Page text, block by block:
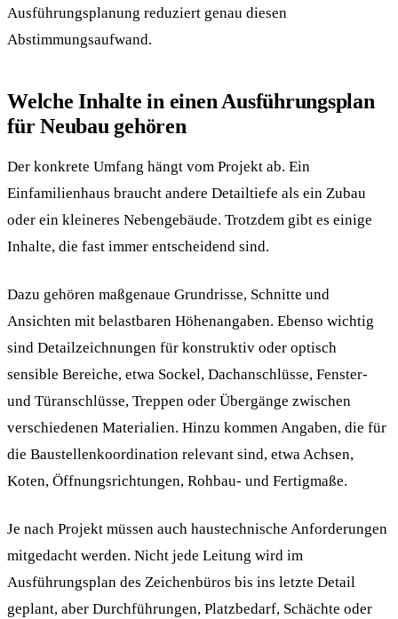
Ausführungsplanung reduziert genau diesen
Abstimmungsaufwand.
Welche Inhalte in einen Ausführungsplan
für Neubau gehören
Der konkrete Umfang hängt vom Projekt ab. Ein
Einfamilienhaus braucht andere Detailtiefe als ein Zubau
oder ein kleineres Nebengebäude. Trotzdem gibt es einige
Inhalte, die fast immer entscheidend sind.
Dazu gehören maßgenaue Grundrisse, Schnitte und
Ansichten mit belastbaren Höhenangaben. Ebenso wichtig
sind Detailzeichnungen für konstruktiv oder optisch
sensible Bereiche, etwa Sockel, Dachanschlüsse, Fenster-
und Türanschlüsse, Treppen oder Übergänge zwischen
verschiedenen Materialien. Hinzu kommen Angaben, die für
die Baustellenkoordination relevant sind, etwa Achsen,
Koten, Öffnungsrichtungen, Rohbau- und Fertigmaße.
Je nach Projekt müssen auch haustechnische Anforderungen
mitgedacht werden. Nicht jede Leitung wird im
Ausführungsplan des Zeichenbüros bis ins letzte Detail
geplant, aber Durchführungen, Platzbedarf, Schächte oder